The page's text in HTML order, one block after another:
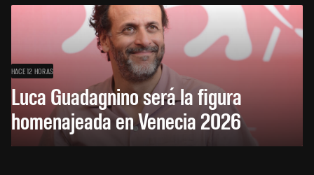
HACE 12 HORAS
Luca Guadagnino será la figura
homenajeada en Venecia 2026